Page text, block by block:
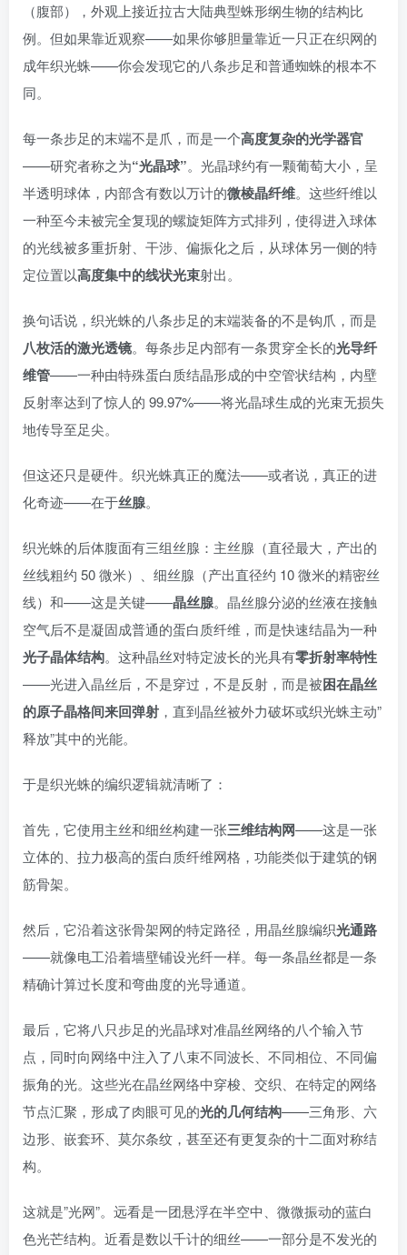
（腹部），外观上接近拉古大陆典型蛛形纲生物的结构比
例。但如果靠近观察——如果你够胆量靠近一只正在织网的
成年织光蛛——你会发现它的八条步足和普通蜘蛛的根本不
同。
每一条步足的末端不是爪，而是一个高度复杂的光学器官
——研究者称之为“光晶球”。光晶球约有一颗葡萄大小，呈
半透明球体，内部含有数以万计的微棱晶纤维。这些纤维以
一种至今未被完全复现的螺旋矩阵方式排列，使得进入球体
的光线被多重折射、干涉、偏振化之后，从球体另一侧的特
定位置以高度集中的线状光束射出。
换句话说，织光蛛的八条步足的末端装备的不是钩爪，而是
八枚活的激光透镜。每条步足内部有一条贯穿全长的光导纤
维管——一种由特殊蛋白质结晶形成的中空管状结构，内壁
反射率达到了惊人的 99.97%——将光晶球生成的光束无损失
地传导至足尖。
但这还只是硬件。织光蛛真正的魔法——或者说，真正的进
化奇迹——在于丝腺。
织光蛛的后体腹面有三组丝腺：主丝腺（直径最大，产出的
丝线粗约 50 微米）、细丝腺（产出直径约 10 微米的精密丝
线）和——这是关键——晶丝腺。晶丝腺分泌的丝液在接触
空气后不是凝固成普通的蛋白质纤维，而是快速结晶为一种
光子晶体结构。这种晶丝对特定波长的光具有零折射率特性
——光进入晶丝后，不是穿过，不是反射，而是被困在晶丝
的原子晶格间来回弹射 ，直到晶丝被外力破坏或织光蛛主动”
释放”其中的光能。
于是织光蛛的编织逻辑就清晰了：
首先，它使用主丝和细丝构建一张三维结构网——这是一张
立体的、拉力极高的蛋白质纤维网格，功能类似于建筑的钢
筋骨架。
然后，它沿着这张骨架网的特定路径，用晶丝腺编织光通路
——就像电工沿着墙壁铺设光纤一样。每一条晶丝都是一条
精确计算过长度和弯曲度的光导通道。
最后，它将八只步足的光晶球对准晶丝网络的八个输入节
点，同时向网络中注入了八束不同波长、不同相位、不同偏
振角的光。这些光在晶丝网络中穿梭、交织、在特定的网络
节点汇聚，形成了肉眼可见的光的几何结构——三角形、六
边形、嵌套环、莫尔条纹，甚至还有更复杂的十二面对称结
构。
这就是”光网”。远看是一团悬浮在半空中、微微振动的蓝白
色光芒结构。近看是数以千计的细丝——一部分是不发光的